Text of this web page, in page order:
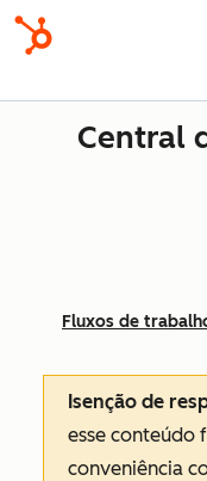
Central
Fluxos de
Isenção de
esse conteúdo
conveniência